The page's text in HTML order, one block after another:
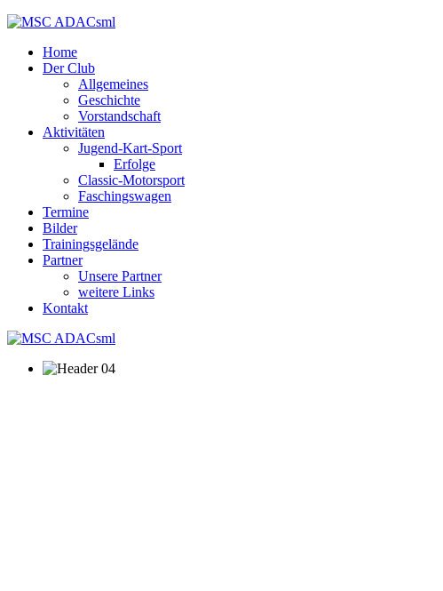
Home
Der Club
Allgemeines
Geschichte
Vorstandschaft
Aktivitäten
Jugend-Kart-Sport
Erfolge
Classic-Motorsport
Faschingswagen
Termine
Bilder
Trainingsgelände
Partner
Unsere Partner
weitere Links
Kontakt